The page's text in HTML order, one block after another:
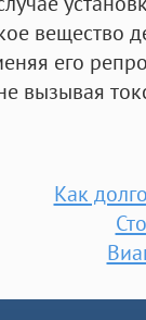
вещество
его
вызывая
Как